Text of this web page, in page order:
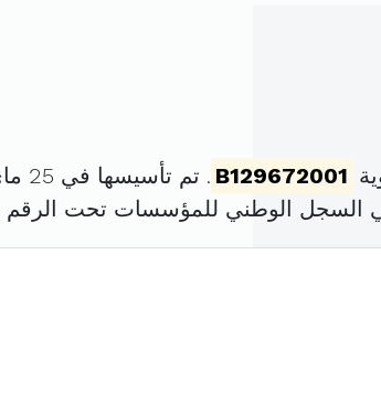
B129672001 . تم تأسيسها في 25 ماي 2001 برأس مال قدره
السجل الوطني للمؤسسات تحت الرقم